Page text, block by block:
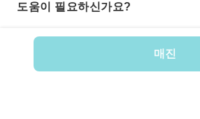
매진
도움이 필요하신가요?
상품 번호: 182158